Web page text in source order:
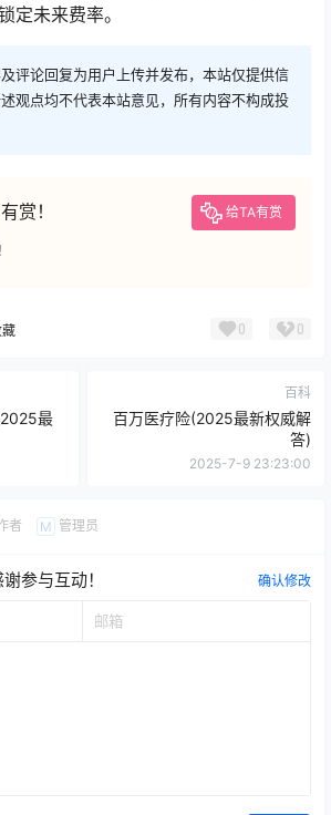
定未来费率。
评论回复为用户上传并发布，本站仅提供信
观点均不代表本站意见，所有内容不构成投
赏！ 给TA有赏
藏 0 0
最
百科
百万医疗险(2025最新权威解
答)
2025-7-9 23:23:00
者 M 管理员
参与互动！ 确认修改